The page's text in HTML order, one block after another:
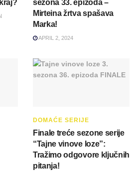
sezona 33. epizoda –
Mirteina žrtva spašava
Marka!
APRIL 2, 2024
DOMAĆE SERIJE
Finale treće sezone serije
“Tajne vinove loze”:
Tražimo odgovore ključnih
pitanja!